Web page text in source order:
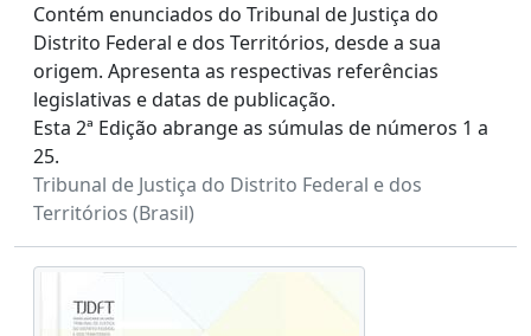
Contém enunciados do Tribunal de Justiça do
Distrito Federal e dos Territórios, desde a sua
origem. Apresenta as respectivas referências
legislativas e datas de publicação.
Esta 2ª Edição abrange as súmulas de números 1 a
25.
Tribunal de Justiça do Distrito Federal e dos
Territórios (Brasil)